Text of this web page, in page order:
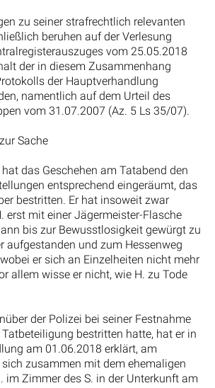
zu seiner strafrechtlich relevanten
beruhen auf der Verlesung
vom 25.05.2018
der in diesem Zusammenhang
der Hauptverhandlung
namentlich auf dem Urteil des
vom 31.07.2007 (Az. 5 Ls 35/07).
Sache
das Geschehen am Tatabend den
entsprechend eingeräumt, das
bestritten. Er hat insoweit zwar
erst mit einer Jägermeister-Flasche
bis zur Bewusstlosigkeit gewürgt zu
aufgestanden und zum Hessenweg
er sich an Einzelheiten nicht mehr
allem wisse er nicht, wie H. zu Tode
der Polizei bei seiner Festnahme
bestritten hatte, hat er in
am 01.06.2018 erklärt, am
zusammen mit dem ehemaligen
im Zimmer des S. in der Unterkunft am